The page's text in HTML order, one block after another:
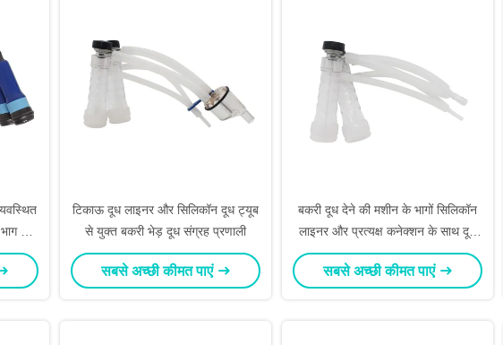
के
टिकाऊ दूध लाइनर और सिलिकॉन दूध ट्यूब
से युक्त बकरी भेड़ दूध संग्रह प्रणाली
सबसे अच्छी कीमत पाएं
बकरी दूध देने की मशीन के भागों सिलिकॉन
लाइनर और प्रत्यक्ष कनेक्शन के साथ दूध
क्लस्टर विधानसभा
सबसे अच्छी कीमत पाएं